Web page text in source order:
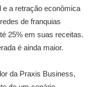
e a retração econômica
de franquias
25% em suas receitas.
é ainda maior.
da Praxis Business,